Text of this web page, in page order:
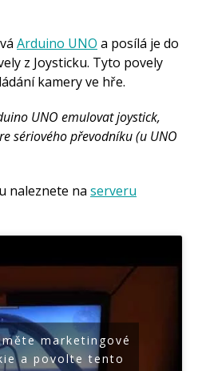
Arduino UNO a posílá je do
z Joysticku. Tyto povely
kamery ve hře.
UNO emulovat joystick,
sériového převodníku (u UNO
naleznete na serveru
marketingové
a povolte tento